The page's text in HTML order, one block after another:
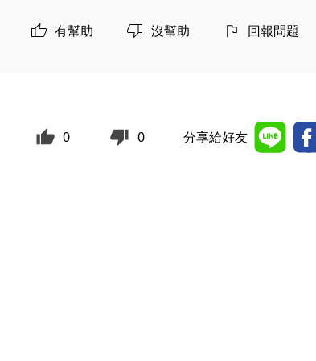
有幫助 沒幫助 回報問題
0 0 分享給好友